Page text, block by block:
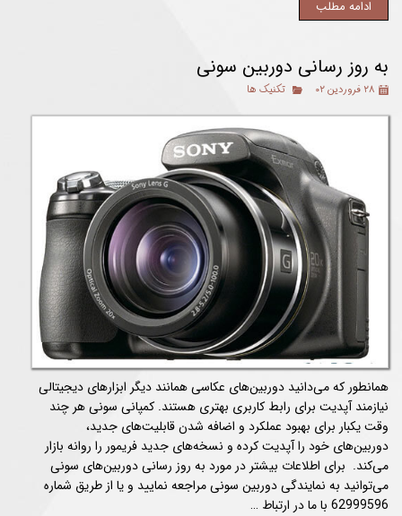
ادامه مطلب
به روز رسانی دوربین سونی
۲۸ فروردین ۰۲ تکنیک ها
همانطور که می‌دانید دوربین‌های عکاسی همانند دیگر ابزارهای دیجیتالی
نیازمند آپدیت برای رابط کاربری بهتری هستند. کمپانی سونی هر چند
وقت یکبار برای بهبود عملکرد و اضافه شدن قابلیت‌های جدید،
دوربین‌های خود را آپدیت کرده و نسخه‌های جدید فریمور را روانه بازار
می‌کند. برای اطلاعات بیشتر در مورد به روز رسانی دوربین‌های سونی
می‌توانید به نمایندگی دوربین سونی مراجعه نمایید و یا از طریق شماره
62999596 با ما در ارتباط …